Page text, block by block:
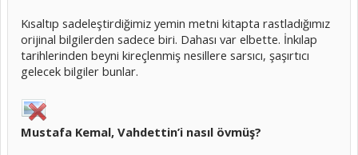
Kısaltıp sadeleştirdiğimiz yemin metni kitapta rastladığımız
orijinal bilgilerden sadece biri. Dahası var elbette. İnkılap
tarihlerinden beyni kireçlenmiş nesillere sarsıcı, şaşırtıcı
gelecek bilgiler bunlar.
Mustafa Kemal, Vahdettin’i nasıl övmüş?